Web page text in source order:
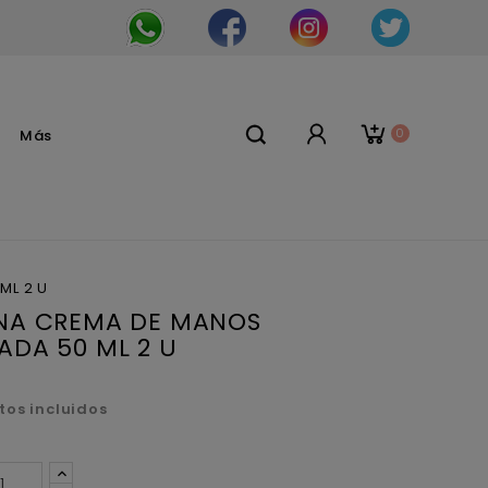
0
Más
2 U
CREMA DE MANOS
50 ML 2 U
incluidos